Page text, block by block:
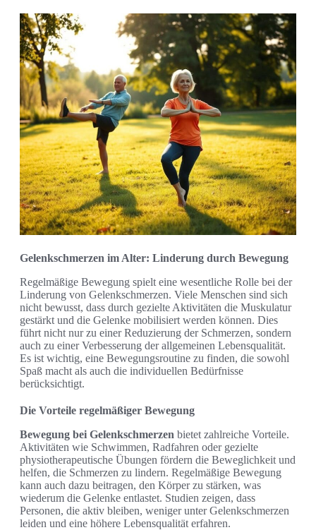
Gelenkschmerzen im Alter: Linderung durch Bewegung
Regelmäßige Bewegung spielt eine wesentliche Rolle bei der
Linderung von Gelenkschmerzen. Viele Menschen sind sich
nicht bewusst, dass durch gezielte Aktivitäten die Muskulatur
gestärkt und die Gelenke mobilisiert werden können. Dies
führt nicht nur zu einer Reduzierung der Schmerzen, sondern
auch zu einer Verbesserung der allgemeinen Lebensqualität.
Es ist wichtig, eine Bewegungsroutine zu finden, die sowohl
Spaß macht als auch die individuellen Bedürfnisse
berücksichtigt.
Die Vorteile regelmäßiger Bewegung
Bewegung bei Gelenkschmerzen bietet zahlreiche Vorteile.
Aktivitäten wie Schwimmen, Radfahren oder gezielte
physiotherapeutische Übungen fördern die Beweglichkeit und
helfen, die Schmerzen zu lindern. Regelmäßige Bewegung
kann auch dazu beitragen, den Körper zu stärken, was
wiederum die Gelenke entlastet. Studien zeigen, dass
Personen, die aktiv bleiben, weniger unter Gelenkschmerzen
leiden und eine höhere Lebensqualität erfahren.